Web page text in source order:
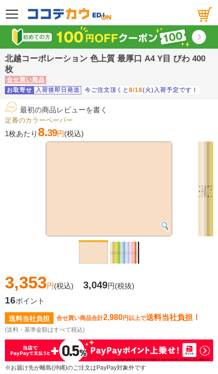
メニュー
北越コーポレーション 色上質 最厚口 A4 Y目 びわ 400
枚
合せ買い商品
お取寄せ
入荷後即日発送 今ご注文頂くと 8/18(火)入荷予定です！
最初の商品レビューを書く
定番のカラーペーパー
1枚あたり8.39円(税込)
3,353円(税込) 3,049円(税抜)
16ポイント
送料当社負担 合せ買い商品合計2,980円以上で送料当社負担！
(送料・基準金額はすべて税込)
※お届け先が離島(沖縄)のご注文はPayPay対象外です